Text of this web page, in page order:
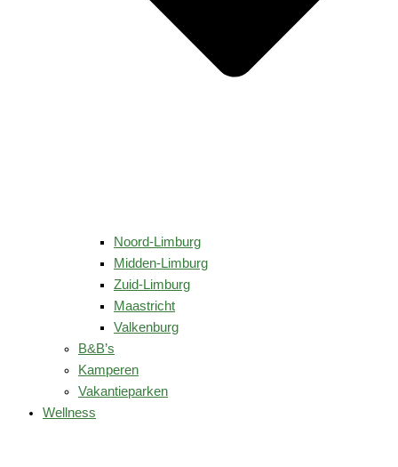
Noord-Limburg
Midden-Limburg
Zuid-Limburg
Maastricht
Valkenburg
B&B’s
Kamperen
Vakantieparken
Wellness